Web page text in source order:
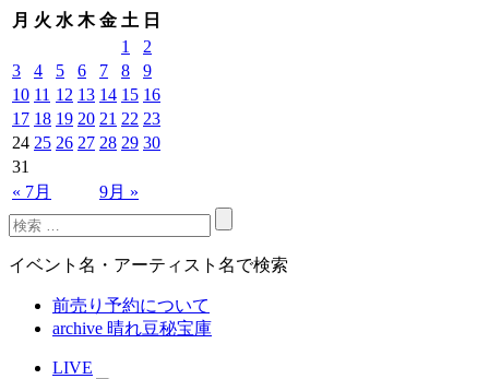
月 火 水 木 金 土 日
« 7月 9月 »
1
2
3
4 5 6 7 8
9
10 11 12 13 14 15 16
17 18 19 20 21 22 23
24 25 26 27 28 29 30
31
イベント名・アーティスト名で検索
前売り予約について
archive 晴れ豆秘宝庫
LIVE